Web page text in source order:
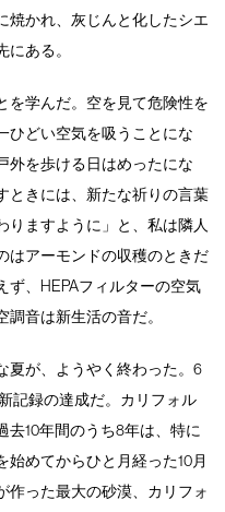
焼かれ、灰じんと化したシエ
ある。
を学んだ。空を見て危険性を
ひどい空気を吸うことにな
外を歩ける日はめったにな
ときには、新たな祈りの言葉
りますように」と、私は隣人
はアーモンドの収穫のときだ
ず、HEPAフィルターの空気
音は新生活の音だ。
夏が、ようやく終わった。6
記録の達成だ。カリフォル
去10年間のうち8年は、特に
めてからひと月経った10月
作った最大の砂漠、カリフォ